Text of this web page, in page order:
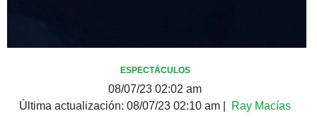
ESPECTÁCULOS
08/07/23 02:02 am
Última actualización: 08/07/23 02:10 am Ray Macías